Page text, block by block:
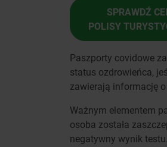
SPRAWDŹ
POLISY
Paszporty covidowe
status ozdrowieńca,
zawierają informację
Ważnym elementem
osoba została
negatywny wynik testu.